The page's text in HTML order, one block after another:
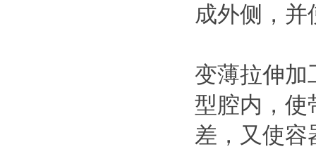
成外侧，
变薄拉伸加
型腔内，使
差，又使容